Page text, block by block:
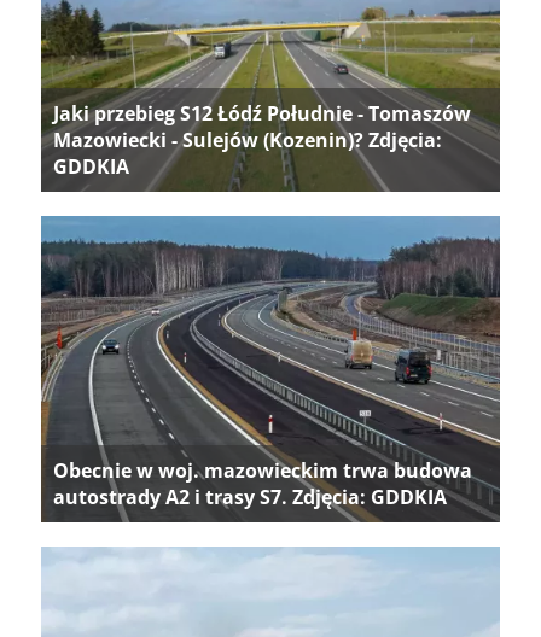
Jaki przebieg S12 Łódź Południe - Tomaszów
Mazowiecki - Sulejów (Kozenin)? Zdjęcia:
GDDKIA
Obecnie w woj. mazowieckim trwa budowa
autostrady A2 i trasy S7. Zdjęcia: GDDKIA